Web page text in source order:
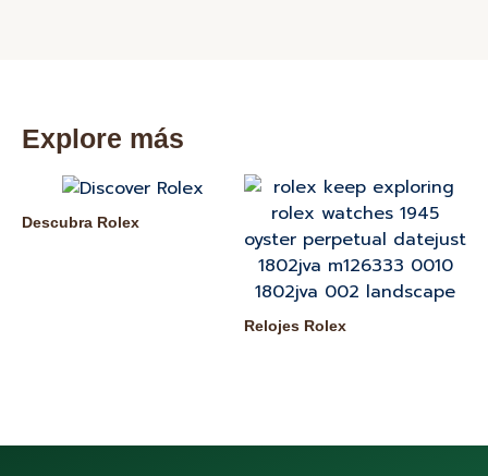
Explore más
Descubra Rolex
Relojes Rolex